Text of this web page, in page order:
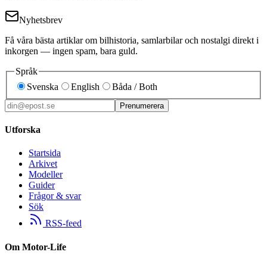
Nyhetsbrev
Få våra bästa artiklar om bilhistoria, samlarbilar och nostalgi direkt i
inkorgen — ingen spam, bara guld.
Språk
Svenska
English Båda / Both
Prenumerera
Utforska
Startsida
Arkivet
Modeller
Guider
Frågor & svar
Sök
RSS-feed
Om Motor-Life